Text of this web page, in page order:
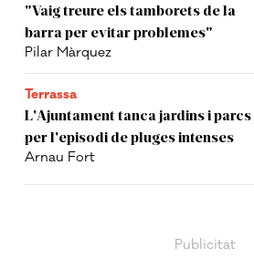
"Vaig treure els tamborets de la
barra per evitar problemes"
Pilar Màrquez
Terrassa
L'Ajuntament tanca jardins i parcs
per l'episodi de pluges intenses
Arnau Fort